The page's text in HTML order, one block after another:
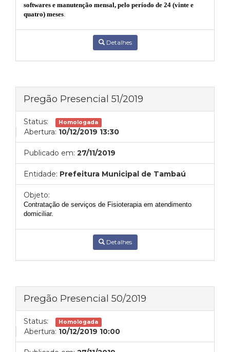
softwares e manutenção mensal, pelo período de 24 (vinte e
quatro) meses.
Detalhes
Pregão Presencial 51/2019
Status: Homologada
Abertura: 10/12/2019 13:30
Publicado em: 27/11/2019
Entidade: Prefeitura Municipal de Tambaú
Objeto:
Contratação de serviços de Fisioterapia em atendimento
domiciliar.
Detalhes
Pregão Presencial 50/2019
Status: Homologada
Abertura: 10/12/2019 10:00